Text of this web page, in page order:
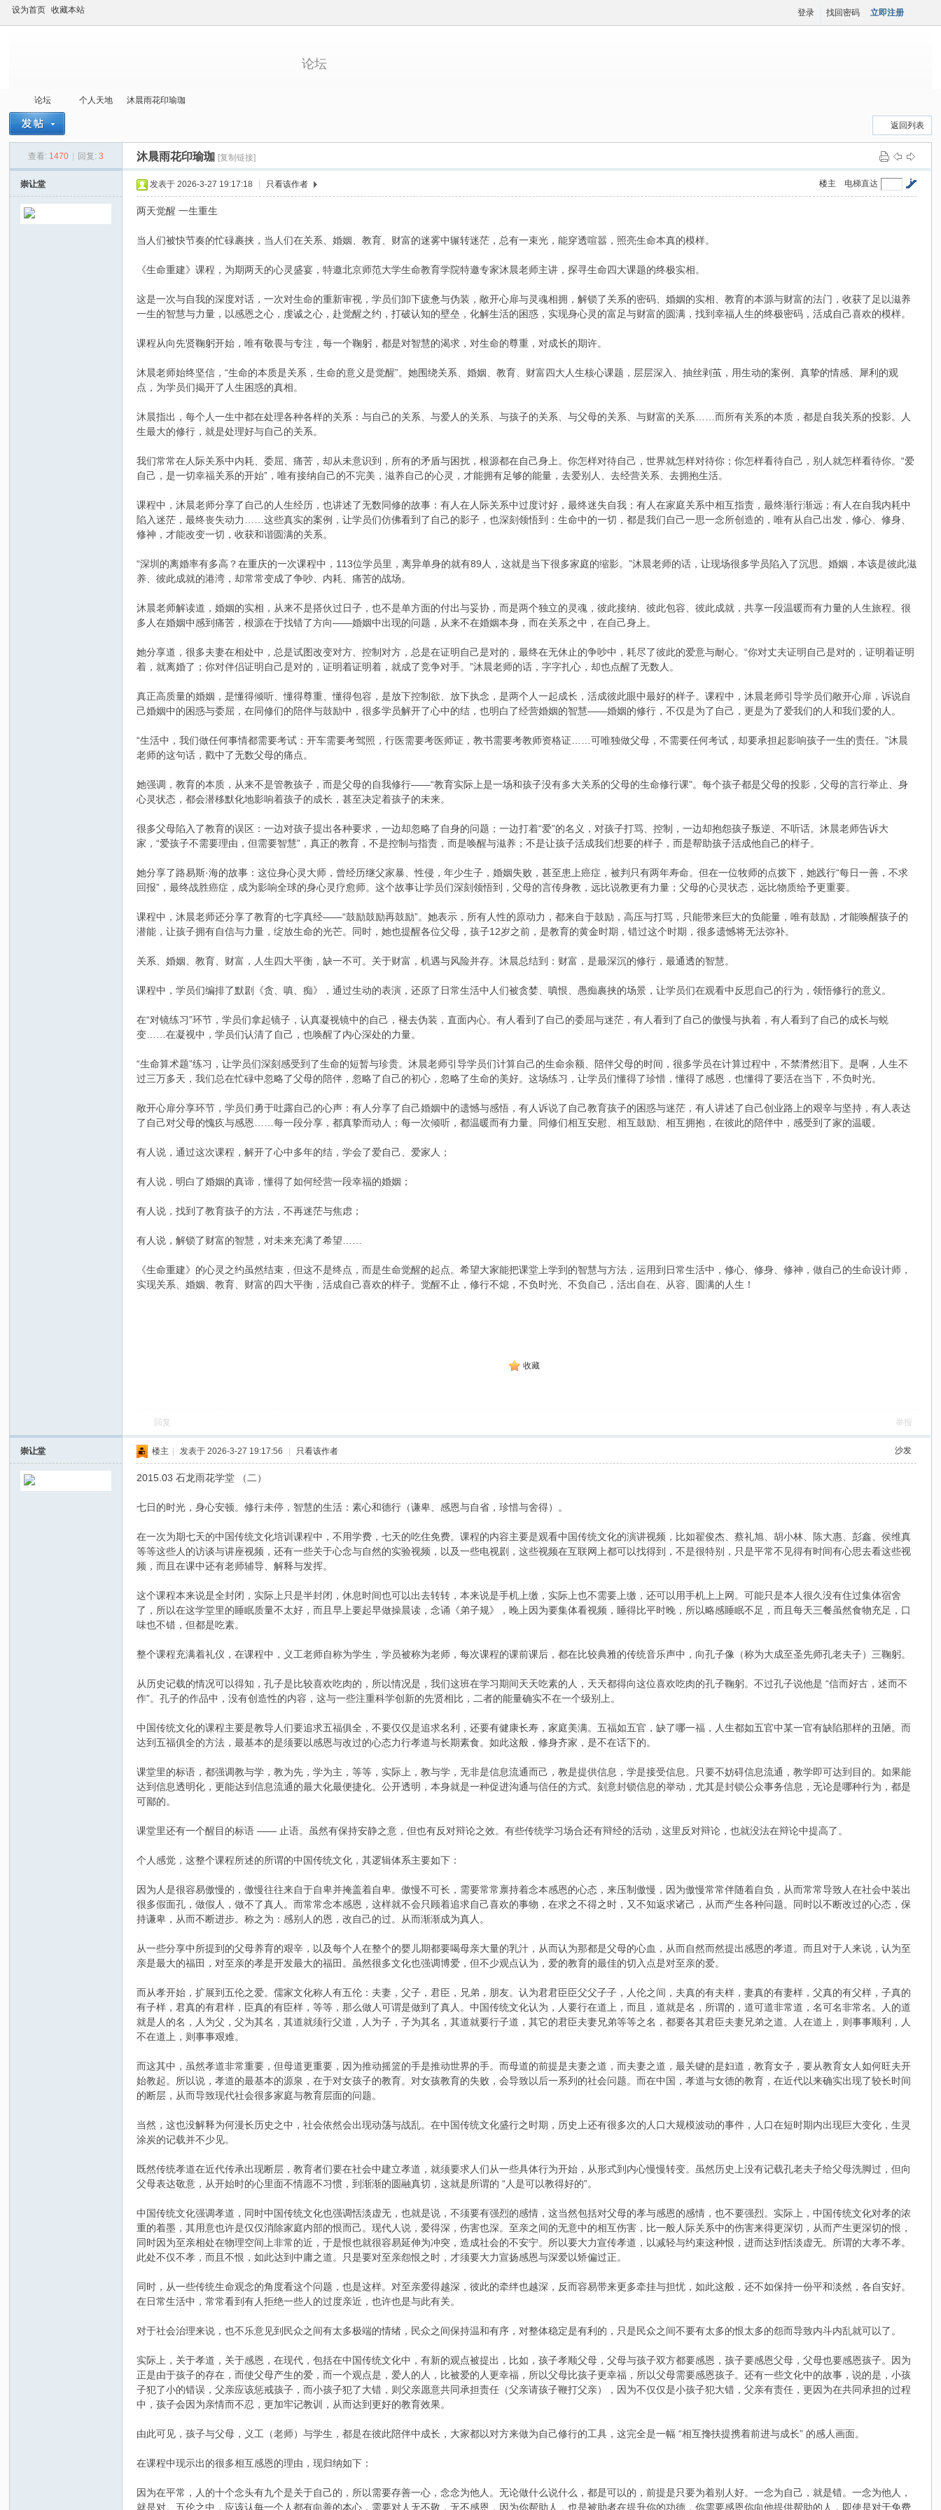
设为首页 收藏本站 登录 找回密码 立即注册
论坛
论坛
› ›
个人天地 沐晨雨花印瑜珈
返回列表
查看: 1470 回复: 3 沐晨雨花印瑜珈 [复制链接]
崇让堂 电梯直达
楼主
发表于 2026-3-27 19:17:18 只看该作者
两天觉醒 一生重生
当人们被快节奏的忙碌裹挟，当人们在关系、婚姻、教育、财富的迷雾中辗转迷茫，总有一束光，能穿透喧嚣，照亮生命本真的模样。
《生命重建》课程，为期两天的心灵盛宴，特邀北京师范大学生命教育学院特邀专家沐晨老师主讲，探寻生命四大课题的终极实相。
这是一次与自我的深度对话，一次对生命的重新审视，学员们卸下疲惫与伪装，敞开心扉与灵魂相拥，解锁了关系的密码、婚姻的实相、教育的本源与财富的法门，收获了足以滋养
一生的智慧与力量，以感恩之心，虔诚之心，赴觉醒之约，打破认知的壁垒，化解生活的困惑，实现身心灵的富足与财富的圆满，找到幸福人生的终极密码，活成自己喜欢的模样。
课程从向先贤鞠躬开始，唯有敬畏与专注，每一个鞠躬，都是对智慧的渴求，对生命的尊重，对成长的期许。
沐晨老师始终坚信，“生命的本质是关系，生命的意义是觉醒”。她围绕关系、婚姻、教育、财富四大人生核心课题，层层深入、抽丝剥茧，用生动的案例、真挚的情感、犀利的观
点，为学员们揭开了人生困惑的真相。
沐晨指出，每个人一生中都在处理各种各样的关系：与自己的关系、与爱人的关系、与孩子的关系、与父母的关系、与财富的关系……而所有关系的本质，都是自我关系的投影。人
生最大的修行，就是处理好与自己的关系。
我们常常在人际关系中内耗、委屈、痛苦，却从未意识到，所有的矛盾与困扰，根源都在自己身上。你怎样对待自己，世界就怎样对待你；你怎样看待自己，别人就怎样看待你。“爱
自己，是一切幸福关系的开始”，唯有接纳自己的不完美，滋养自己的心灵，才能拥有足够的能量，去爱别人、去经营关系、去拥抱生活。
课程中，沐晨老师分享了自己的人生经历，也讲述了无数同修的故事：有人在人际关系中过度讨好，最终迷失自我；有人在家庭关系中相互指责，最终渐行渐远；有人在自我内耗中
陷入迷茫，最终丧失动力……这些真实的案例，让学员们仿佛看到了自己的影子，也深刻领悟到：生命中的一切，都是我们自己一思一念所创造的，唯有从自己出发，修心、修身、
修神，才能改变一切，收获和谐圆满的关系。
“深圳的离婚率有多高？在重庆的一次课程中，113位学员里，离异单身的就有89人，这就是当下很多家庭的缩影。”沐晨老师的话，让现场很多学员陷入了沉思。婚姻，本该是彼此滋
养、彼此成就的港湾，却常常变成了争吵、内耗、痛苦的战场。
沐晨老师解读道，婚姻的实相，从来不是搭伙过日子，也不是单方面的付出与妥协，而是两个独立的灵魂，彼此接纳、彼此包容、彼此成就，共享一段温暖而有力量的人生旅程。很
多人在婚姻中感到痛苦，根源在于找错了方向——婚姻中出现的问题，从来不在婚姻本身，而在关系之中，在自己身上。
她分享道，很多夫妻在相处中，总是试图改变对方、控制对方，总是在证明自己是对的，最终在无休止的争吵中，耗尽了彼此的爱意与耐心。“你对丈夫证明自己是对的，证明着证明
着，就离婚了；你对伴侣证明自己是对的，证明着证明着，就成了竞争对手。”沐晨老师的话，字字扎心，却也点醒了无数人。
真正高质量的婚姻，是懂得倾听、懂得尊重、懂得包容，是放下控制欲、放下执念，是两个人一起成长，活成彼此眼中最好的样子。课程中，沐晨老师引导学员们敞开心扉，诉说自
己婚姻中的困惑与委屈，在同修们的陪伴与鼓励中，很多学员解开了心中的结，也明白了经营婚姻的智慧——婚姻的修行，不仅是为了自己，更是为了爱我们的人和我们爱的人。
“生活中，我们做任何事情都需要考试：开车需要考驾照，行医需要考医师证，教书需要考教师资格证……可唯独做父母，不需要任何考试，却要承担起影响孩子一生的责任。”沐晨
老师的这句话，戳中了无数父母的痛点。
她强调，教育的本质，从来不是管教孩子，而是父母的自我修行——“教育实际上是一场和孩子没有多大关系的父母的生命修行课”。每个孩子都是父母的投影，父母的言行举止、身
心灵状态，都会潜移默化地影响着孩子的成长，甚至决定着孩子的未来。
很多父母陷入了教育的误区：一边对孩子提出各种要求，一边却忽略了自身的问题；一边打着“爱”的名义，对孩子打骂、控制，一边却抱怨孩子叛逆、不听话。沐晨老师告诉大
家，“爱孩子不需要理由，但需要智慧”，真正的教育，不是控制与指责，而是唤醒与滋养；不是让孩子活成我们想要的样子，而是帮助孩子活成他自己的样子。
她分享了路易斯·海的故事：这位身心灵大师，曾经历继父家暴、性侵，年少生子，婚姻失败，甚至患上癌症，被判只有两年寿命。但在一位牧师的点拨下，她践行“每日一善，不求
回报”，最终战胜癌症，成为影响全球的身心灵疗愈师。这个故事让学员们深刻领悟到，父母的言传身教，远比说教更有力量；父母的心灵状态，远比物质给予更重要。
课程中，沐晨老师还分享了教育的七字真经——“鼓励鼓励再鼓励”。她表示，所有人性的原动力，都来自于鼓励，高压与打骂，只能带来巨大的负能量，唯有鼓励，才能唤醒孩子的
潜能，让孩子拥有自信与力量，绽放生命的光芒。同时，她也提醒各位父母，孩子12岁之前，是教育的黄金时期，错过这个时期，很多遗憾将无法弥补。
关系、婚姻、教育、财富，人生四大平衡，缺一不可。关于财富，机遇与风险并存。沐晨总结到：财富，是最深沉的修行，最通透的智慧。
课程中，学员们编排了默剧《贪、嗔、痴》，通过生动的表演，还原了日常生活中人们被贪婪、嗔恨、愚痴裹挟的场景，让学员们在观看中反思自己的行为，领悟修行的意义。
在“对镜练习”环节，学员们拿起镜子，认真凝视镜中的自己，褪去伪装，直面内心。有人看到了自己的委屈与迷茫，有人看到了自己的傲慢与执着，有人看到了自己的成长与蜕
变……在凝视中，学员们认清了自己，也唤醒了内心深处的力量。
“生命算术题”练习，让学员们深刻感受到了生命的短暂与珍贵。沐晨老师引导学员们计算自己的生命余额、陪伴父母的时间，很多学员在计算过程中，不禁潸然泪下。是啊，人生不
过三万多天，我们总在忙碌中忽略了父母的陪伴，忽略了自己的初心，忽略了生命的美好。这场练习，让学员们懂得了珍惜，懂得了感恩，也懂得了要活在当下，不负时光。
敞开心扉分享环节，学员们勇于吐露自己的心声：有人分享了自己婚姻中的遗憾与感悟，有人诉说了自己教育孩子的困惑与迷茫，有人讲述了自己创业路上的艰辛与坚持，有人表达
了自己对父母的愧疚与感恩……每一段分享，都真挚而动人；每一次倾听，都温暖而有力量。同修们相互安慰、相互鼓励、相互拥抱，在彼此的陪伴中，感受到了家的温暖。
有人说，通过这次课程，解开了心中多年的结，学会了爱自己、爱家人；
有人说，明白了婚姻的真谛，懂得了如何经营一段幸福的婚姻；
有人说，找到了教育孩子的方法，不再迷茫与焦虑；
有人说，解锁了财富的智慧，对未来充满了希望……
《生命重建》的心灵之约虽然结束，但这不是终点，而是生命觉醒的起点。希望大家能把课堂上学到的智慧与方法，运用到日常生活中，修心、修身、修神，做自己的生命设计师，
实现关系、婚姻、教育、财富的四大平衡，活成自己喜欢的样子。觉醒不止，修行不熄，不负时光、不负自己，活出自在、从容、圆满的人生！
收藏
回复 举报
崇让堂 沙发
楼主 发表于 2026-3-27 19:17:56 只看该作者
2015.03 石龙雨花学堂 （二）
七日的时光，身心安顿。修行未停，智慧的生活：素心和德行（谦卑、感恩与自省，珍惜与舍得）。
在一次为期七天的中国传统文化培训课程中，不用学费，七天的吃住免费。课程的内容主要是观看中国传统文化的演讲视频，比如翟俊杰、蔡礼旭、胡小林、陈大惠、彭鑫、侯维真
等等这些人的访谈与讲座视频，还有一些关于心念与自然的实验视频，以及一些电视剧，这些视频在互联网上都可以找得到，不是很特别，只是平常不见得有时间有心思去看这些视
频，而且在课中还有老师辅导、解释与发挥。
这个课程本来说是全封闭，实际上只是半封闭，休息时间也可以出去转转，本来说是手机上缴，实际上也不需要上缴，还可以用手机上上网。可能只是本人很久没有住过集体宿舍
了，所以在这学堂里的睡眠质量不太好，而且早上要起早做操晨读，念诵《弟子规》，晚上因为要集体看视频，睡得比平时晚，所以略感睡眠不足，而且每天三餐虽然食物充足，口
味也不错，但都是吃素。
整个课程充满着礼仪，在课程中，义工老师自称为学生，学员被称为老师，每次课程的课前课后，都在比较典雅的传统音乐声中，向孔子像（称为大成至圣先师孔老夫子）三鞠躬。
从历史记载的情况可以得知，孔子是比较喜欢吃肉的，所以情况是，我们这班在学习期间天天吃素的人，天天都得向这位喜欢吃肉的孔子鞠躬。不过孔子说他是 “信而好古，述而不
作”。孔子的作品中，没有创造性的内容，这与一些注重科学创新的先贤相比，二者的能量确实不在一个级别上。
中国传统文化的课程主要是教导人们要追求五福俱全，不要仅仅是追求名利，还要有健康长寿，家庭美满。五福如五官，缺了哪一福，人生都如五官中某一官有缺陷那样的丑陋。而
达到五福俱全的方法，最基本的是须要以感恩与改过的心态力行孝道与长期素食。如此这般，修身齐家，是不在话下的。
课堂里的标语，都强调教与学，教为先，学为主，等等，实际上，教与学，无非是信息流通而己，教是提供信息，学是接受信息。只要不妨碍信息流通，教学即可达到目的。如果能
达到信息透明化，更能达到信息流通的最大化最便捷化。公开透明，本身就是一种促进沟通与信任的方式。刻意封锁信息的举动，尤其是封锁公众事务信息，无论是哪种行为，都是
可鄙的。
课堂里还有一个醒目的标语 —— 止语。虽然有保持安静之意，但也有反对辩论之效。有些传统学习场合还有辩经的活动，这里反对辩论，也就没法在辩论中提高了。
个人感觉，这整个课程所述的所谓的中国传统文化，其逻辑体系主要如下：
因为人是很容易傲慢的，傲慢往往来自于自卑并掩盖着自卑。傲慢不可长，需要常常禀持着念本感恩的心态，来压制傲慢，因为傲慢常常伴随着自负，从而常常导致人在社会中装出
很多假面孔，做假人，做不了真人。而常常念本感恩，这样就不会只顾着追求自己喜欢的事物，在求之不得之时，又不知返求诸己，从而产生各种问题。同时以不断改过的心态，保
持谦卑，从而不断进步。称之为：感别人的恩，改自己的过。从而渐渐成为真人。
从一些分享中所提到的父母养育的艰辛，以及每个人在整个的婴儿期都要喝母亲大量的乳汁，从而认为那都是父母的心血，从而自然而然提出感恩的孝道。而且对于人来说，认为至
亲是最大的福田，对至亲的孝是开发最大的福田。虽然很多文化也强调博爱，但不少观点认为，爱的教育的最佳的切入点是对至亲的爱。
而从孝开始，扩展到五伦之爱。儒家文化称人有五伦：夫妻，父子，君臣，兄弟，朋友。认为君君臣臣父父子子，人伦之间，夫真的有夫样，妻真的有妻样，父真的有父样，子真的
有子样，君真的有君样，臣真的有臣样，等等，那么做人可谓是做到了真人。中国传统文化认为，人要行在道上，而且，道就是名，所谓的，道可道非常道，名可名非常名。人的道
就是人的名，人为父，父为其名，其道就须行父道，人为子，子为其名，其道就要行子道，其它的君臣夫妻兄弟等等之名，都要各其君臣夫妻兄弟之道。人在道上，则事事顺利，人
不在道上，则事事艰难。
而这其中，虽然孝道非常重要，但母道更重要，因为推动摇篮的手是推动世界的手。而母道的前提是夫妻之道，而夫妻之道，最关键的是妇道，教育女子，要从教育女人如何旺夫开
始教起。所以说，孝道的最基本的源泉，在于对女孩子的教育。对女孩教育的失败，会导致以后一系列的社会问题。而在中国，孝道与女德的教育，在近代以来确实出现了较长时间
的断层，从而导致现代社会很多家庭与教育层面的问题。
当然，这也没解释为何漫长历史之中，社会依然会出现动荡与战乱。在中国传统文化盛行之时期，历史上还有很多次的人口大规模波动的事件，人口在短时期内出现巨大变化，生灵
涂炭的记载并不少见。
既然传统孝道在近代传承出现断层，教育者们要在社会中建立孝道，就须要求人们从一些具体行为开始，从形式到内心慢慢转变。虽然历史上没有记载孔老夫子给父母洗脚过，但向
父母表达敬意，从开始时的心里面不情愿不习惯，到渐渐的圆融真切，这就是所谓的 “人是可以教得好的”。
中国传统文化强调孝道，同时中国传统文化也强调恬淡虚无，也就是说，不须要有强烈的感情，这当然包括对父母的孝与感恩的感情，也不要强烈。实际上，中国传统文化对孝的浓
重的着墨，其用意也许是仅仅消除家庭内部的恨而己。现代人说，爱得深，伤害也深。至亲之间的无意中的相互伤害，比一般人际关系中的伤害来得更深切，从而产生更深切的恨，
同时因为至亲相处在物理空间上非常的近，于是恨也就很容易延伸为冲突，造成社会的不安宁。所以要大力宣传孝道，以减轻与约束这种恨，进而达到恬淡虚无。所谓的大孝不孝。
此处不仅不孝，而且不恨，如此达到中庸之道。只是要对至亲怨恨之时，才须要大力宣扬感恩与深爱以矫偏过正。
同时，从一些传统生命观念的角度看这个问题，也是这样。对至亲爱得越深，彼此的牵绊也越深，反而容易带来更多牵挂与担忧，如此这般，还不如保持一份平和淡然，各自安好。
在日常生活中，常常看到有人拒绝一些人的过度亲近，也许也是与此有关。
对于社会治理来说，也不乐意见到民众之间有太多极端的情绪，民众之间保持温和有序，对整体稳定是有利的，只是民众之间不要有太多的恨太多的怨而导致内斗内乱就可以了。
实际上，关于孝道，关于感恩，在现代，包括在中国传统文化中，有新的观点被提出，比如，孩子孝顺父母，父母与孩子双方都要感恩，孩子要感恩父母，父母也要感恩孩子。因为
正是由于孩子的存在，而使父母产生的爱，而一个观点是，爱人的人，比被爱的人更幸福，所以父母比孩子更幸福，所以父母需要感恩孩子。还有一些文化中的故事，说的是，小孩
子犯了小的错误，父亲应该惩戒孩子，而小孩子犯了大错，则父亲愿意共同承担责任（父亲请孩子鞭打父亲），因为不仅仅是小孩子犯大错，父亲有责任，更因为在共同承担的过程
中，孩子会因为亲情而不忍，更加牢记教训，从而达到更好的教育效果。
由此可见，孩子与父母，义工（老师）与学生，都是在彼此陪伴中成长，大家都以对方来做为自己修行的工具，这完全是一幅 “相互搀扶提携着前进与成长” 的感人画面。
在课程中现示出的很多相互感恩的理由，现归纳如下：
因为在平常，人的十个念头有九个是关于自己的，所以需要存善一心，念念为他人。无论做什么说什么，都是可以的，前提是只要为着别人好。一念为自己，就是错。一念为他人，
就是对。五伦之中，应该认每一个人都有向善的本心，需要对人无不敬，无不感恩，因为你帮助人，也是被助者在提升你的功德，你需要感恩你向他提供帮助的人，即使是对于免费